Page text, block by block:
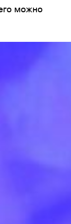
можно